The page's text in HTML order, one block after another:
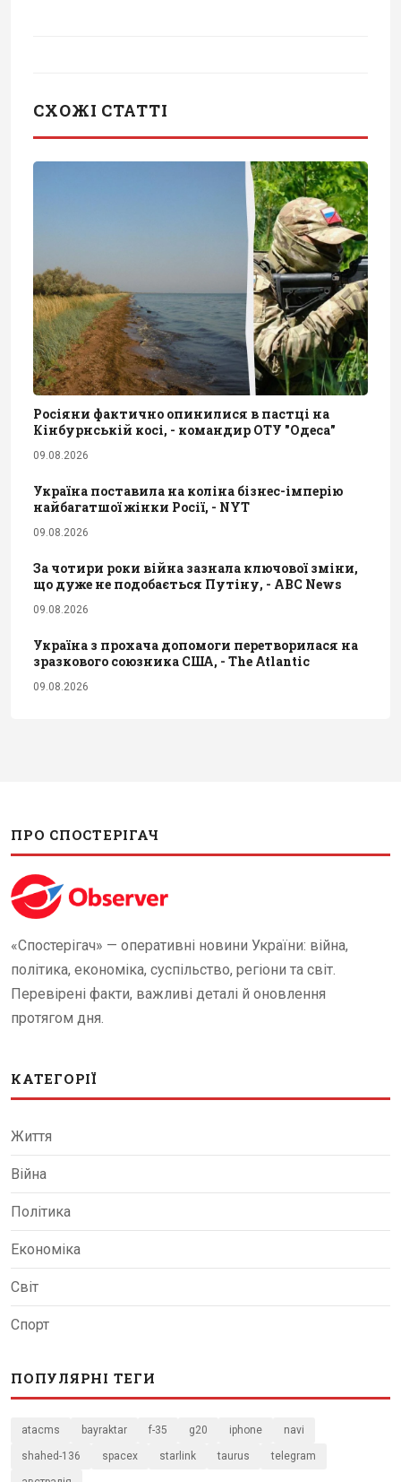
СХОЖІ СТАТТІ
Росіяни фактично опинилися в пастці на
Кінбурнській косі, - командир ОТУ "Одеса"
09.08.2026
Україна поставила на коліна бізнес-імперію
найбагатшої жінки Росії, - NYT
09.08.2026
За чотири роки війна зазнала ключової зміни,
що дуже не подобається Путіну, - ABC News
09.08.2026
Україна з прохача допомоги перетворилася на
зразкового союзника США, - The Atlantic
09.08.2026
ПРО СПОСТЕРІГАЧ
«Спостерігач» — оперативні новини України: війна,
політика, економіка, суспільство, регіони та світ.
Перевірені факти, важливі деталі й оновлення
протягом дня.
КАТЕГОРІЇ
Життя
Війна
Політика
Економіка
Світ
Спорт
ПОПУЛЯРНІ ТЕГИ
atacms bayraktar f-35 g20 iphone navi
shahed-136 spacex starlink taurus telegram